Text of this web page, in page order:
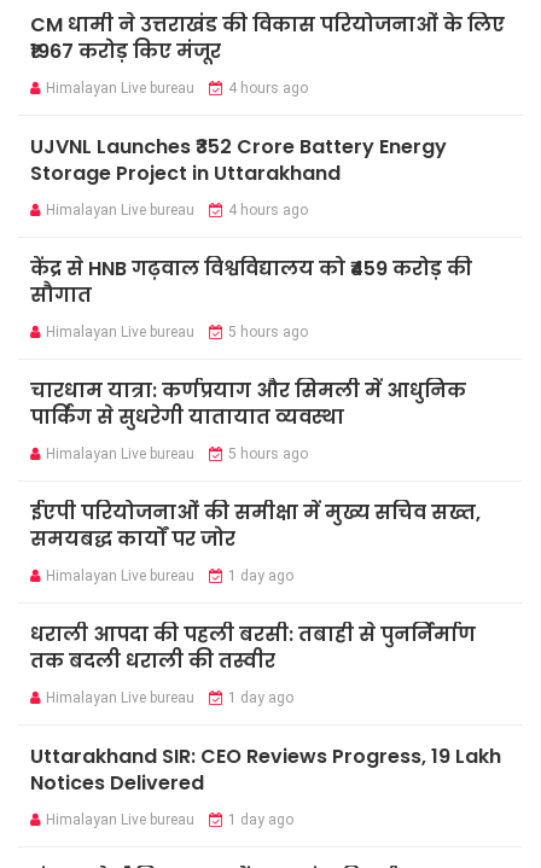
CM धामी ने उत्तराखंड की विकास परियोजनाओं के लिए
₹1967 करोड़ किए मंजूर
Himalayan Live bureau 4 hours ago
UJVNL Launches ₹352 Crore Battery Energy
Storage Project in Uttarakhand
Himalayan Live bureau 4 hours ago
केंद्र से HNB गढ़वाल विश्वविद्यालय को ₹459 करोड़ की
सौगात
Himalayan Live bureau 5 hours ago
चारधाम यात्रा: कर्णप्रयाग और सिमली में आधुनिक
पार्किंग से सुधरेगी यातायात व्यवस्था
Himalayan Live bureau 5 hours ago
ईएपी परियोजनाओं की समीक्षा में मुख्य सचिव सख्त,
समयबद्ध कार्यों पर जोर
Himalayan Live bureau 1 day ago
धराली आपदा की पहली बरसी: तबाही से पुनर्निर्माण
तक बदली धराली की तस्वीर
Himalayan Live bureau 1 day ago
Uttarakhand SIR: CEO Reviews Progress, 19 Lakh
Notices Delivered
Himalayan Live bureau 1 day ago